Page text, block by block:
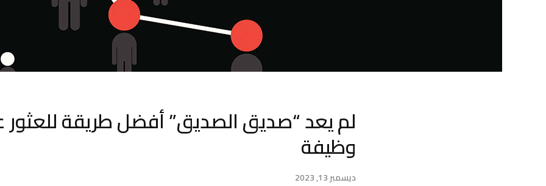
لم يعد “صديق الصديق” أفضل طريقة للعثور
وظيفة
ديسمبر 13, 2023